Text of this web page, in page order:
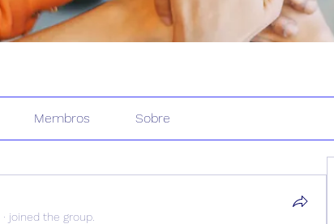
Membros Sobre
· joined the group.